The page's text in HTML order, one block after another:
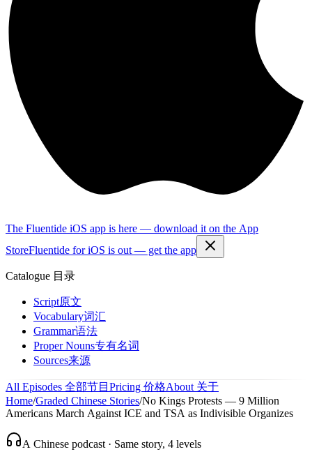
The Fluentide iOS app is here — download it on the App
StoreFluentide for iOS is out — get the app
Catalogue 目录
Script原文
Vocabulary词汇
Grammar语法
Proper Nouns专有名词
Sources来源
All Episodes 全部节目 Pricing 价格About 关于
Home/Graded Chinese Stories/No Kings Protests — 9 Million
Americans March Against ICE and TSA as Indivisible Organizes
A Chinese podcast · Same story, 4 levels